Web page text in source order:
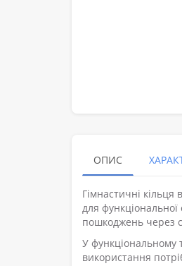
ОПИС
Гімнастичні кільця
для
пошкоджень через
У функціональному
використання